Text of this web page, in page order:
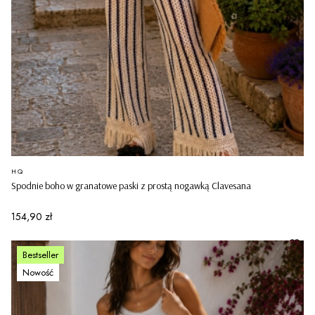
Spodnie boho w granatowe paski z prostą nogawką Clavesana
PRODUCENT
HQ
Cena
154,90 zł
Bestseller
Nowość